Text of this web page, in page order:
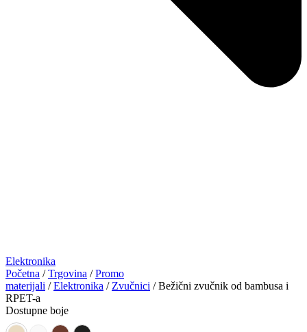
Elektronika
Početna /Trgovina /Promo
materijali /Elektronika / Zvučnici / Bežični zvučnik od bambusa i
RPET-a
Dostupne boje